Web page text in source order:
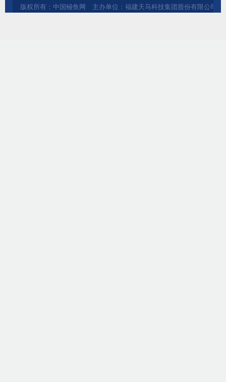
版权所有：中国鳗鱼网 主办单位：福建天马科技集团股份有限公司